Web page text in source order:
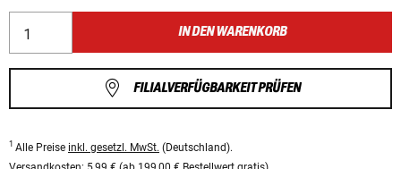
IN DEN WARENKORB
FILIALVERFÜGBARKEIT PRÜFEN
1 Alle Preise inkl. gesetzl. MwSt. (Deutschland).